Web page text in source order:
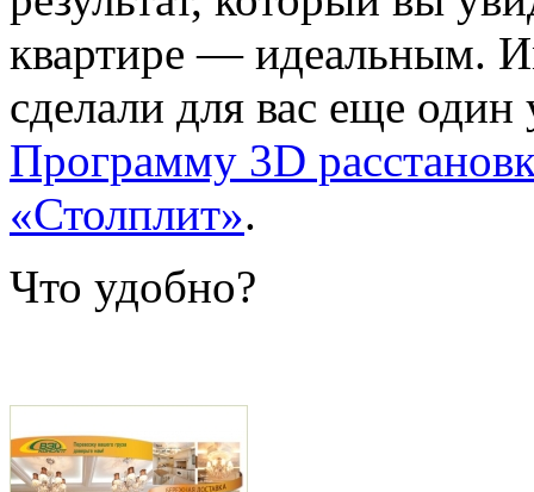
квартире — идеальным.
сделали для вас еще
Программу 3D
«Столплит».
Что удобно?